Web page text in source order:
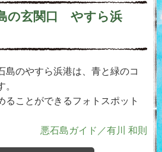
の玄関口 やすら浜
島のやすら浜港は、青と緑のコ
ることができるフォトスポット
悪石島ガイド／有川 和則